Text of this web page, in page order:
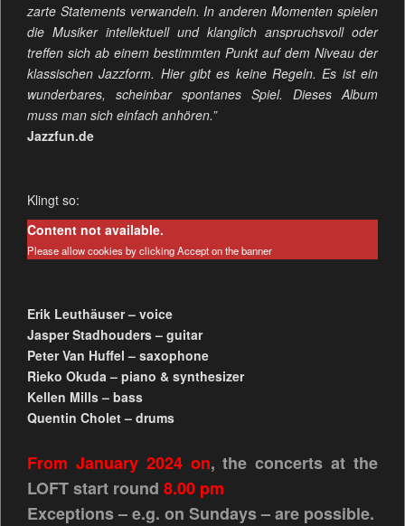
zarte Statements verwandeln. In anderen Momenten spielen
die Musiker intellektuell und klanglich anspruchsvoll oder
treffen sich ab einem bestimmten Punkt auf dem Niveau der
klassischen Jazzform. Hier gibt es keine Regeln. Es ist ein
wunderbares, scheinbar spontanes Spiel. Dieses Album
muss man sich einfach anhören.”
Jazzfun.de
Klingt so:
Content not available.
Please allow cookies by clicking Accept on the banner
Erik Leuthäuser – voice
Jasper Stadhouders – guitar
Peter Van Huffel – saxophone
Rieko Okuda – piano & synthesizer
Kellen Mills – bass
Quentin Cholet – drums
From January 2024 on, the concerts at the
LOFT start round 8.00 pm
Exceptions – e.g. on Sundays – are possible.